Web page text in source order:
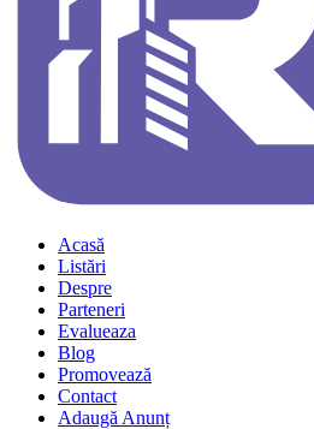
Acasă
Listări
Despre
Parteneri
Evalueaza
Blog
Promovează
Contact
Adaugă Anunț